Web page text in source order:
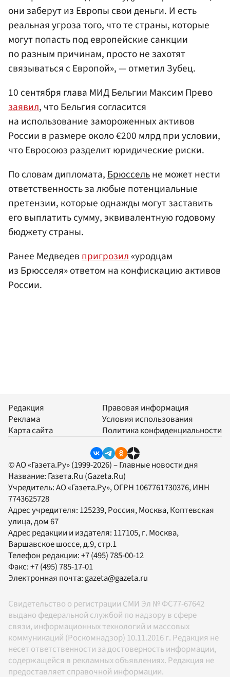
они заберут из Европы свои деньги. И есть
реальная угроза того, что те страны, которые
могут попасть под европейские санкции
по разным причинам, просто не захотят
связываться с Европой», — отметил Зубец.
10 сентября глава МИД Бельгии Максим Прево
заявил, что Бельгия согласится
на использование замороженных активов
России в размере около €200 млрд при условии,
что Евросоюз разделит юридические риски.
По словам дипломата,Брюссельне может нести
ответственность за любые потенциальные
претензии, которые однажды могут заставить
его выплатить сумму, эквивалентную годовому
бюджету страны.
Ранее Медведевпригрозил«уродцам
из Брюсселя» ответом на конфискацию активов
России.
Редакция
Реклама
Карта сайта
Правовая информация
Условия использования
Политика конфиденциальности
© АО «Газета.Ру» (1999-2026) – Главные новости дня
Название: Газета.Ru (Gazeta.Ru)
Учредитель:АО «Газета.Ру», ОГРН 1067761730376, ИНН
7743625728
Адрес учредителя: 125239, Россия, Москва, Коптевская
улица, дом 67
Адрес редакции и издателя: 117105, г. Москва,
Варшавское шоссе, д.9, стр.1
Телефон редакции:+7 (495) 785-00-12
Факс:+7 (495) 785-17-01
Электронная почта: gazeta@gazeta.ru
Свидетельство о регистрации СМИ Эл № ФС77-67642
выдано федеральной службой по надзору в сфере
связи, информационных технологий и массовых
коммуникаций (Роскомнадзор) 10.11.2016 г. Редакция не
несет ответственности за достоверность информации,
содержащейся в рекламных объявлениях. Редакция не
предоставляет справочной информации.